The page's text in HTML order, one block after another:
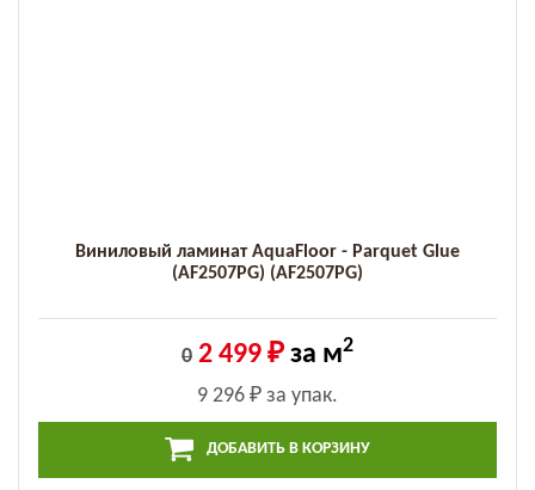
Виниловый ламинат AquaFloor - Parquet Glue
(AF2507PG) (AF2507PG)
0 2 499 ₽ за м2
9 296 ₽ за упак.
ДОБАВИТЬ В КОРЗИНУ